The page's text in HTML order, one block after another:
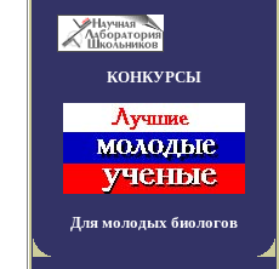
КОНКУРСЫ
Для молодых биологов